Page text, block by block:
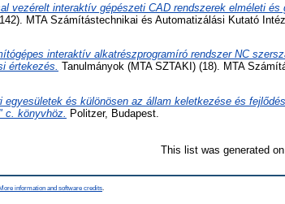
vezérelt interaktív gépészeti CAD rendszerek elméleti és
MTA Számítástechnikai és Automatizálási Kutató
interaktív alkatrészprogramíró rendszer NC
értekezés. Tanulmányok (MTA SZTAKI) (18). MTA
egyesületek és különösen az állam keletkezése és
c. könyvhöz. Politzer, Budapest.
This list was generated on
More information and software credits